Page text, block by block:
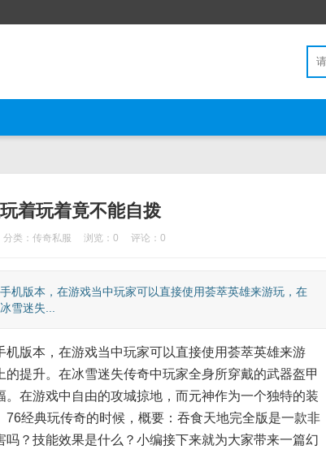
着玩着竟不能自拨
分类：传奇私服 浏览：0 评论：0
版本，在游戏当中玩家可以直接使用荟萃英雄来游玩，在
雪迷失...
版本，在游戏当中玩家可以直接使用荟萃英雄来游
提升。在冰雪迷失传奇中玩家全身所穿戴的武器盔甲
在游戏中自由的攻城掠地，而元神作为一个独特的装
经典玩传奇的时候，概要：吞食天地完全版是一款非
？技能效果是什么？小编接下来就为大家带来一篇幻